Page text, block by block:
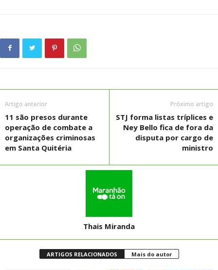
Artigo anterior
11 são presos durante
operação de combate a
organizações criminosas
em Santa Quitéria
Próximo artigo
STJ forma listas tríplices e
Ney Bello fica de fora da
disputa por cargo de
ministro
Thais Miranda
ARTIGOS RELACIONADOS Mais do autor